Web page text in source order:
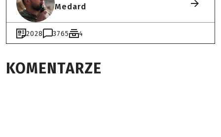
Medard
2028 3765 4
KOMENTARZE